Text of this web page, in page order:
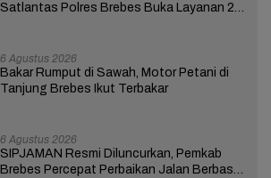
Satlantas Polres Brebes Buka Layanan 24
6 Agustus 2026
Bakar Rumput di Sawah, Motor Petani di
Tanjung Brebes Ikut Terbakar
6 Agustus 2026
SIPJAMAN Resmi Diluncurkan, Pemkab
Brebes Percepat Perbaikan Jalan Berbasis